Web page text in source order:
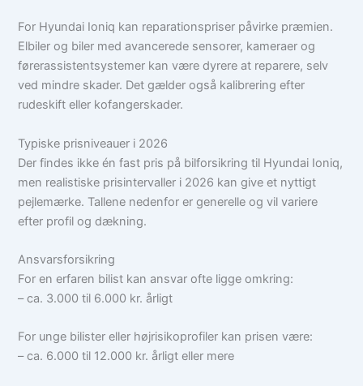
For Hyundai Ioniq kan reparationspriser påvirke præmien.
Elbiler og biler med avancerede sensorer, kameraer og
førerassistentsystemer kan være dyrere at reparere, selv
ved mindre skader. Det gælder også kalibrering efter
rudeskift eller kofangerskader.
Typiske prisniveauer i 2026
Der findes ikke én fast pris på bilforsikring til Hyundai Ioniq,
men realistiske prisintervaller i 2026 kan give et nyttigt
pejlemærke. Tallene nedenfor er generelle og vil variere
efter profil og dækning.
Ansvarsforsikring
For en erfaren bilist kan ansvar ofte ligge omkring:
– ca. 3.000 til 6.000 kr. årligt
For unge bilister eller højrisikoprofiler kan prisen være:
– ca. 6.000 til 12.000 kr. årligt eller mere